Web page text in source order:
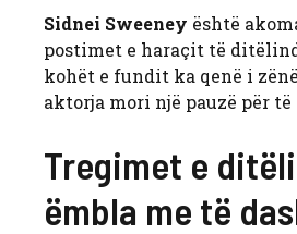
Sidnei Sweeney është
postimet e haraçit të
kohët e fundit ka qenë i
aktorja mori një pauzë për
Tregimet e
ëmbla me të